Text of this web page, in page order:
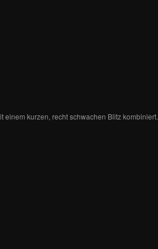
kurzen, recht schwachen Blitz kombiniert.